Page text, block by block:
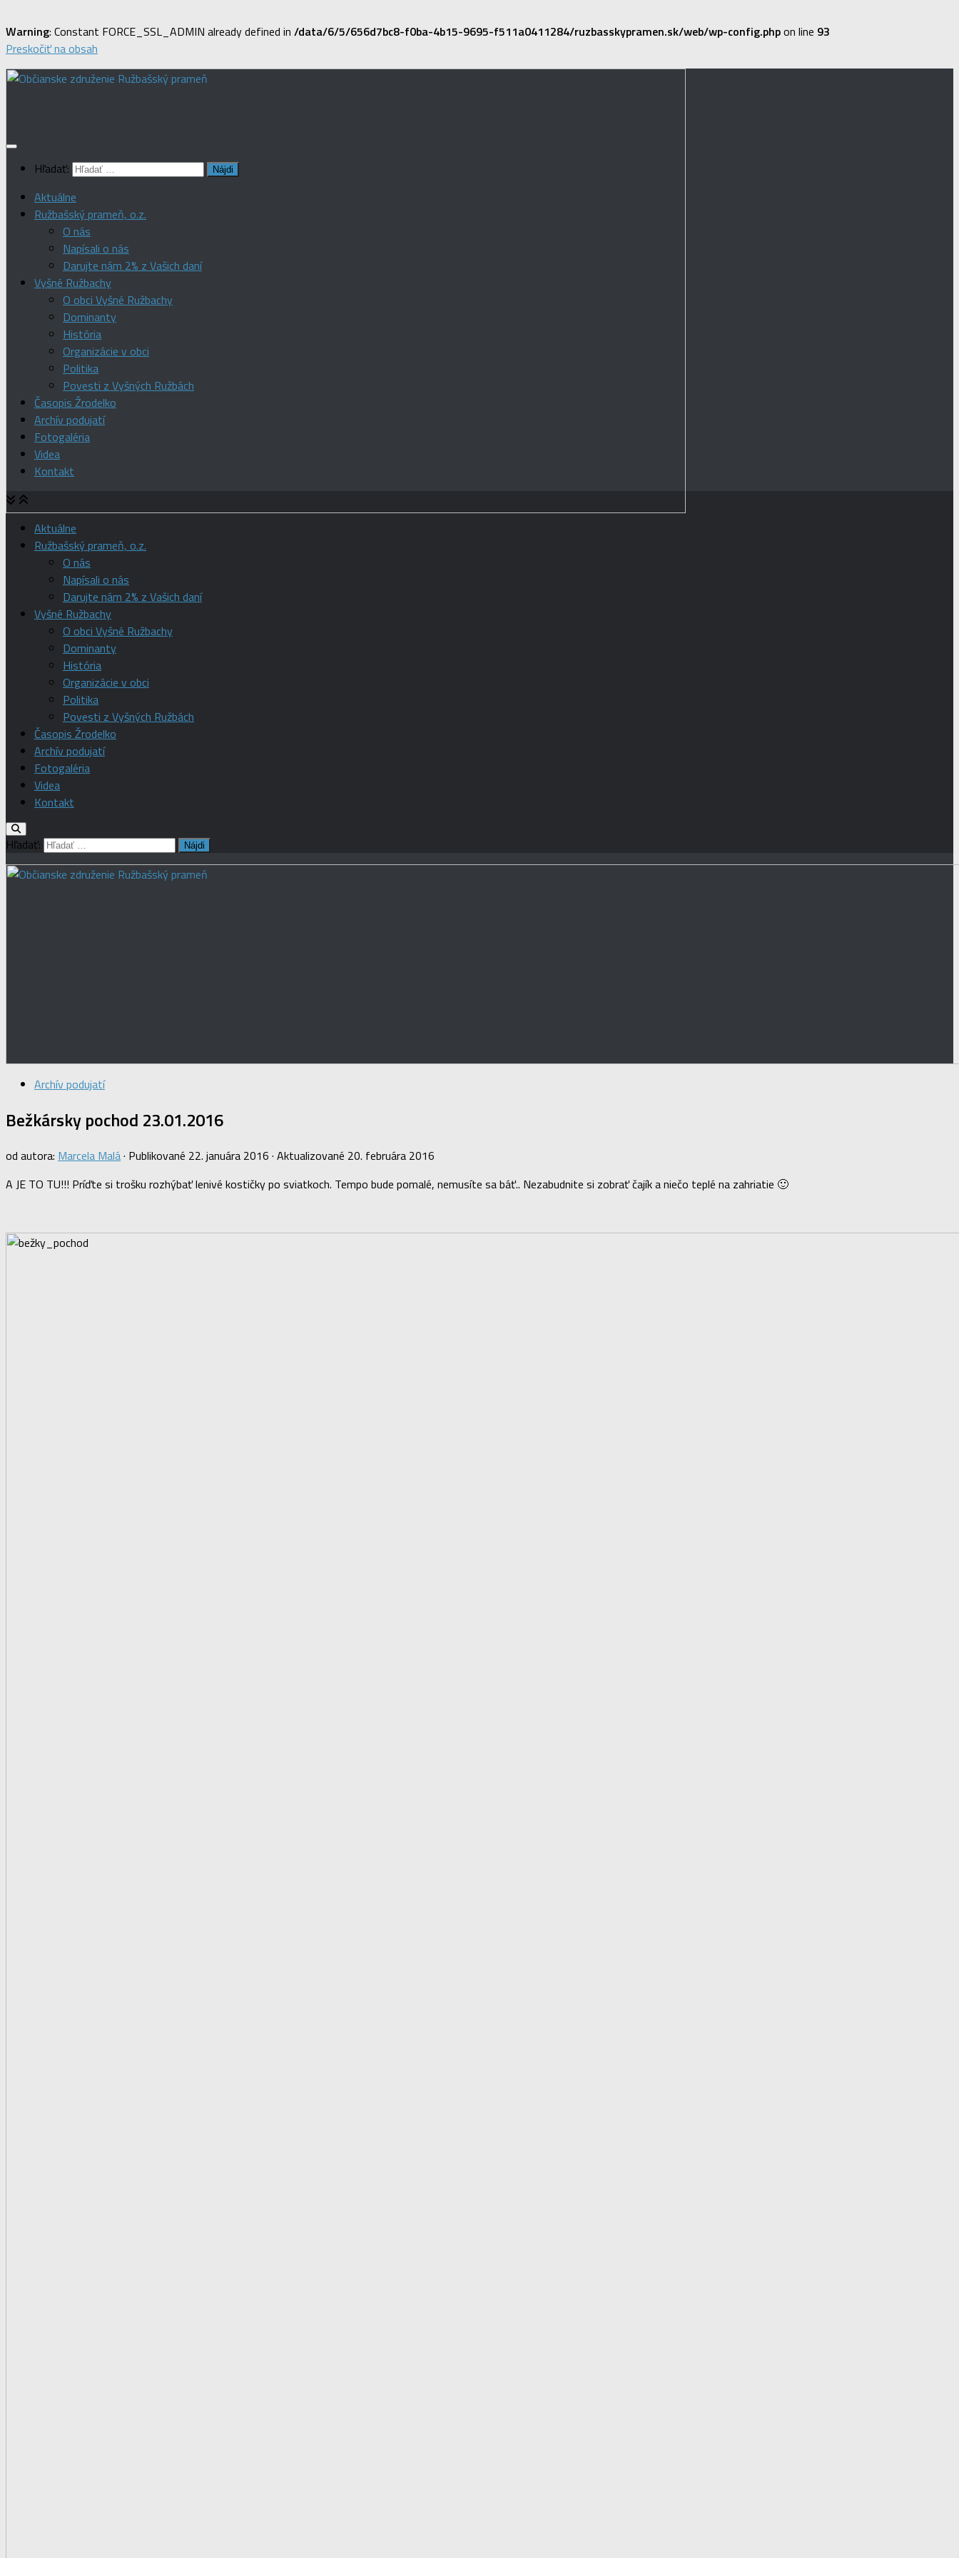
Warning: Constant FORCE_SSL_ADMIN already defined in /data/6/5/656d7bc8-f0ba-4b15-9695-f511a0411284/ruzbasskypramen.sk/web/wp-config.phpon line 93
Preskočiť na obsah
Hľadať:
Aktuálne
Ružbašský prameň, o.z.
O nás
Napísali o nás
Darujte nám 2% z Vašich daní
Vyšné Ružbachy
O obci Vyšné Ružbachy
Dominanty
História
Organizácie v obci
Politika
Povesti z Vyšných Ružbách
Časopis Žrodelko
Archív podujatí
Fotogaléria
Videa
Kontakt
Aktuálne
Ružbašský prameň, o.z.
O nás
Napísali o nás
Darujte nám 2% z Vašich daní
Vyšné Ružbachy
O obci Vyšné Ružbachy
Dominanty
História
Organizácie v obci
Politika
Povesti z Vyšných Ružbách
Časopis Žrodelko
Archív podujatí
Fotogaléria
Videa
Kontakt
Hľadať:
Archív podujatí
Bežkársky pochod 23.01.2016
od autora: Marcela Malá· Publikované 22. januára 2016 · Aktualizované 20. februára 2016
A JE TO TU!!! Príďte si trošku rozhýbať lenivé kostičky po sviatkoch. Tempo bude pomalé, nemusíte sa báť.. Nezabudnite si zobrať čajík a niečo teplé na zahriatie 🙂